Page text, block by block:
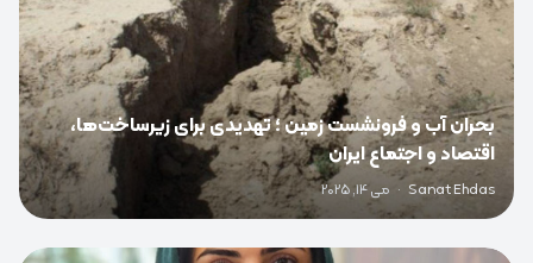
بحران آب و فرونشست زمین ؛ تهدیدی برای زیرساخت‌ها،
اقتصاد و اجتماع ایران
Sanat Ehdas
· می 14, 2025